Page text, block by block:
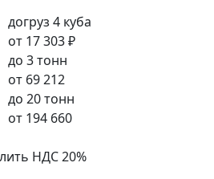
догруз 4 куба
от 17 303 ₽
до 3 тонн
от 69 212
до 20 тонн
от 194 660
НДС 20%